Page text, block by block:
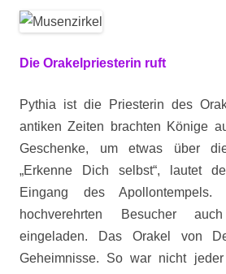
Die Orakelpriesterin ruft
Pythia ist die Priesterin des
antiken Zeiten brachten Könige
Geschenke, um etwas über
„Erkenne Dich selbst“, lautet
Eingang des
hochverehrten Besucher
eingeladen. Das Orakel von
Geheimnisse. So war nicht